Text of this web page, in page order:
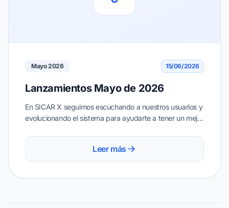
Mayo 2026 15/06/2026
Lanzamientos Mayo de 2026
En SICAR X seguimos escuchando a nuestros usuarios y
evolucionando el sistema para ayudarte a tener un mejor
incorporamos nuevas funciones pensadas para
optimizar tu operación diaria.
Leer más